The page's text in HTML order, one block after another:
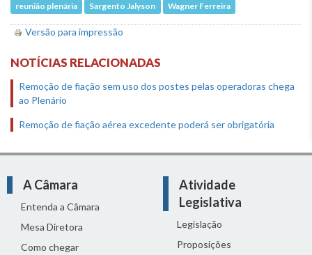
reunião plenária
Sargento Jalyson Wagner Ferreira
Versão para impressão
NOTÍCIAS RELACIONADAS
Remoção de fiação sem uso dos postes pelas operadoras chega
ao Plenário
Remoção de fiação aérea excedente poderá ser obrigatória
A Câmara
Entenda a Câmara
Mesa Diretora
Como chegar
Atividade
Legislativa
Legislação
Proposições